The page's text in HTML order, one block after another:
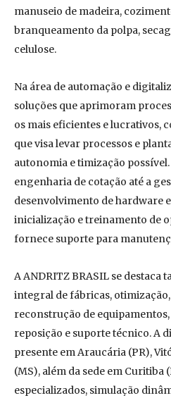
manuseio de madeira,
branqueamento da polpa,
celulose.
Na área de automação e
soluções que aprimoram
os mais eficientes e lucrativos,
que visa levar processos e
autonomia e timização
engenharia de cotação até a
desenvolvimento de hardware
inicialização e treinamento de
fornece suporte para
A ANDRITZ BRASIL se destaca
integral de fábricas,
reconstrução de
reposição e suporte técnico. A
presente em Araucária (PR),
(MS), além da sede em Curitiba
especializados, simulação